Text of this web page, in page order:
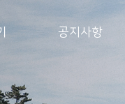
공지사항